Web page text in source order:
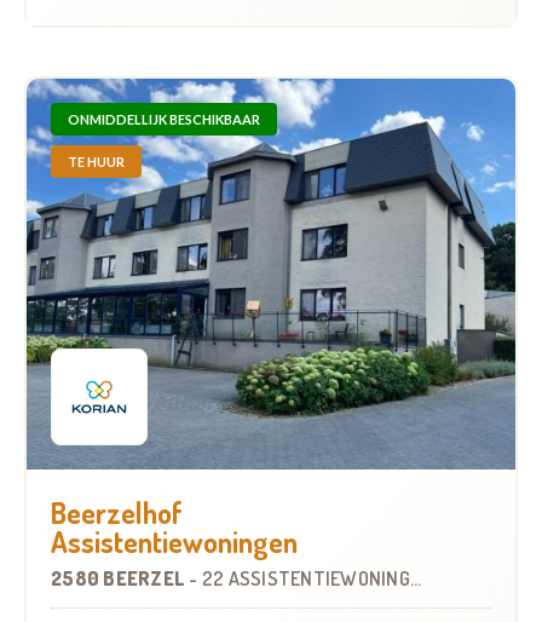
ONMIDDELLIJK BESCHIKBAAR
TE HUUR
Beerzelhof
Assistentiewoningen
2580 BEERZEL - 22 ASSISTENTIEWONINGEN